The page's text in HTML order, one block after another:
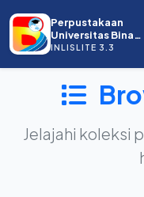
Perpustakaan
Universitas Bina
Darma
INLISLITE 3.3
Jelajahi koleksi